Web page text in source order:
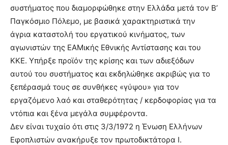
συστήματος που διαμορφώθηκε στην Ελλάδα μετά τον Β’
Παγκόσμιο Πόλεμο, με βασικά χαρακτηριστικά την
άγρια καταστολή του εργατικού κινήματος, των
αγωνιστών της ΕΑΜικής Εθνικής Αντίστασης και του
ΚΚΕ. Υπήρξε προϊόν της κρίσης και των αδιεξόδων
αυτού του συστήματος και εκδηλώθηκε ακριβώς για το
ξεπέρασμά τους σε συνθήκες «γύψου» για τον
εργαζόμενο λαό και σταθερότητας / κερδοφορίας για τα
ντόπια και ξένα μεγάλα συμφέροντα.
Δεν είναι τυχαίο ότι στις 3/3/1972 η Ένωση Ελλήνων
Εφοπλιστών ανακήρυξε τον πρωτοδικτάτορα Ι.